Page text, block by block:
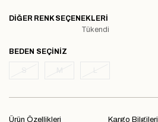
DIĞER RENK SEÇENEKLERI
Tükendi
BEDEN
Ürün Özellikleri Kargo Bilgileri